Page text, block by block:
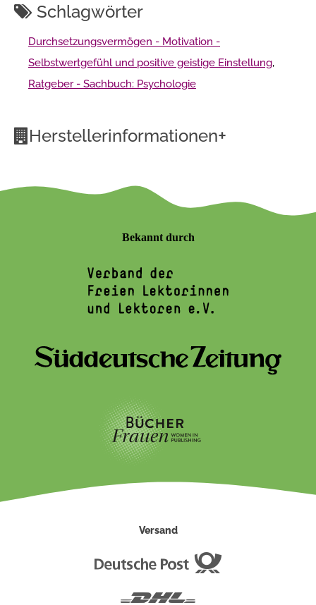
Schlagwörter
Durchsetzungsvermögen - Motivation -
Selbstwertgefühl und positive geistige Einstellung,
Ratgeber - Sachbuch: Psychologie
Herstellerinformationen+
Bekannt durch
Versand